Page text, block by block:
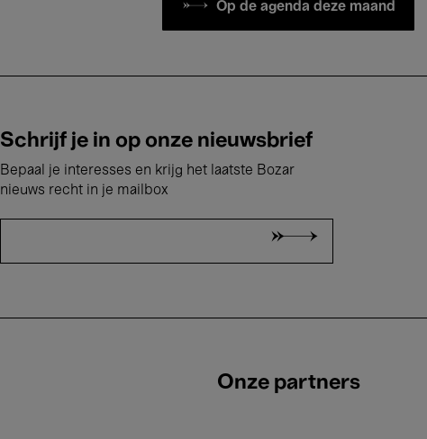
Op de agenda deze maand
Schrijf je in op onze nieuwsbrief
Bepaal je interesses en krijg het laatste Bozar
nieuws recht in je mailbox
Onze partners